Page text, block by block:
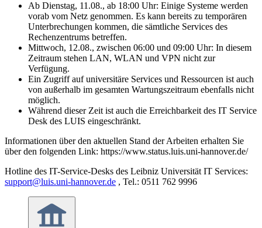
Ab Dienstag, 11.08., ab 18:00 Uhr: Einige Systeme werden
vorab vom Netz genommen. Es kann bereits zu temporären
Unterbrechungen kommen, die sämtliche Services des
Rechenzentrums betreffen.
Mittwoch, 12.08., zwischen 06:00 und 09:00 Uhr: In diesem
Zeitraum stehen LAN, WLAN und VPN nicht zur
Verfügung.
Ein Zugriff auf universitäre Services und Ressourcen ist auch
von außerhalb im gesamten Wartungszeitraum ebenfalls nicht
möglich.
Während dieser Zeit ist auch die Erreichbarkeit des IT Service
Desk des LUIS eingeschränkt.
Informationen über den aktuellen Stand der Arbeiten erhalten Sie
über den folgenden Link: https://www.status.luis.uni-hannover.de/
Hotline des IT-Service-Desks des Leibniz Universität IT Services:
support@luis.uni-hannover.de , Tel.: 0511 762 9996